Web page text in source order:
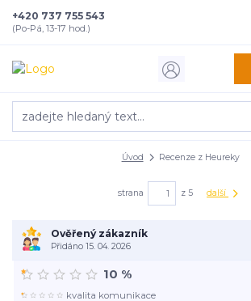
+420 737 755 543
(Po-Pá, 13-17 hod.)
Úvod Recenze z Heureky
strana z 5 další
Ověřený zákazník
Přidáno 15. 04. 2026
10 %
kvalita komunikace